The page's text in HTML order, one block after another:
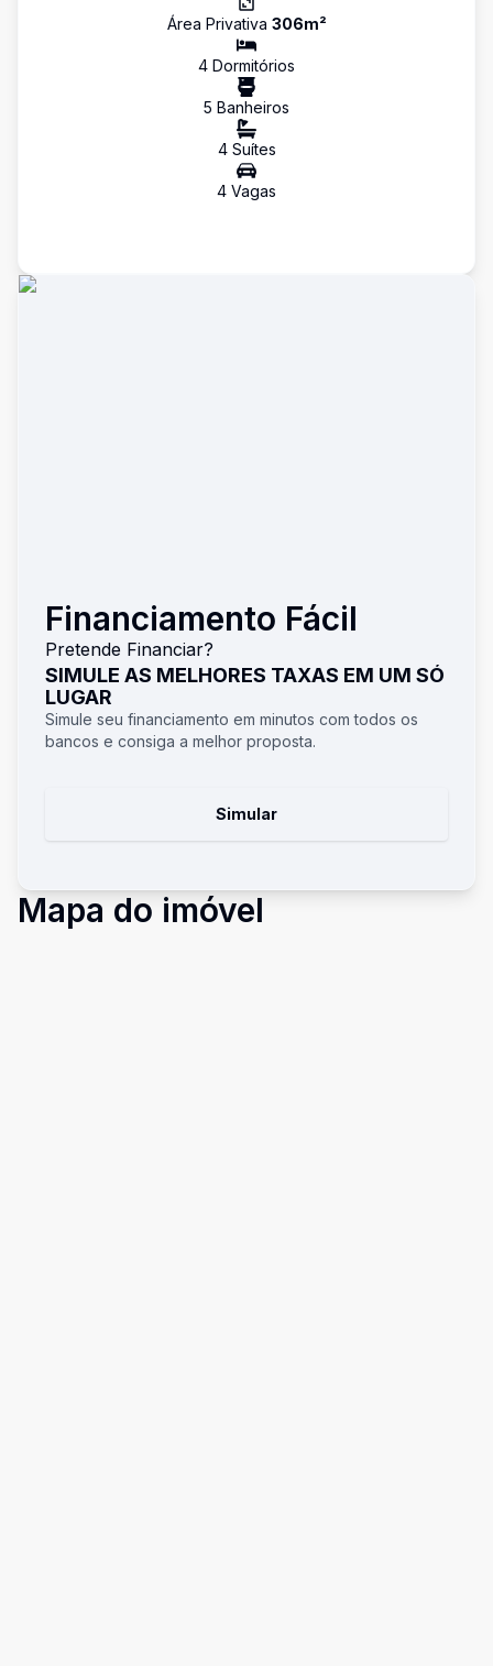
Área Privativa 306m²
4 Dormitórios
5 Banheiros
4Suítes
4 Vagas
Financiamento Fácil
Pretende Financiar?
SIMULE AS MELHORES TAXAS EM UM SÓ
LUGAR
Simule seu financiamento em minutos com todos os
bancos e consiga a melhor proposta.
Simular
Mapa do imóvel